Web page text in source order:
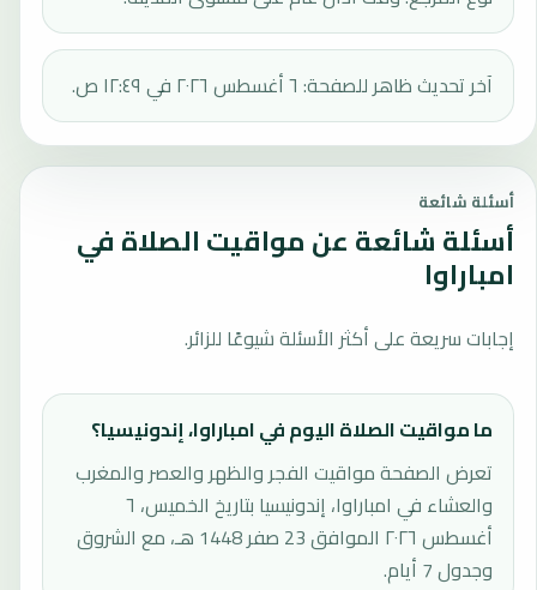
آخر تحديث ظاهر للصفحة: ٦ أغسطس ٢٠٢٦ في ١٢:٤٩ ص.
أسئلة شائعة
أسئلة شائعة عن مواقيت الصلاة في
امباراوا
إجابات سريعة على أكثر الأسئلة شيوعًا للزائر.
ما مواقيت الصلاة اليوم في امباراوا، إندونيسيا؟
تعرض الصفحة مواقيت الفجر والظهر والعصر والمغرب
والعشاء في امباراوا، إندونيسيا بتاريخ الخميس، ٦
أغسطس ٢٠٢٦ الموافق 23 صفر 1448 هـ، مع الشروق
وجدول 7 أيام.